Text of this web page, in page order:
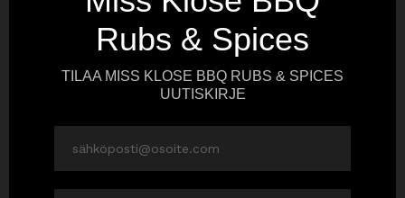
kelmuun. Anna graavautua jääkaapissa vähintään 1 vrk. Pyyhi pinnalta
ylimääräiset mausteet ja leikkaa graavilohi ohuiksi viipaleiksi. Tarjoile
koristeltuna esimerkiksi jäävesihauteessa rapeaksi liotettujen
fenkolissiivujen ja pikkelöidyn punasipulin kanssa tai perinteisemmin tillin